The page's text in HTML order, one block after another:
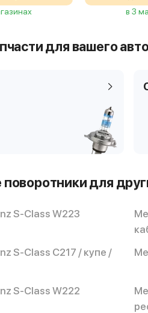
в 3
для вашего
для
S-Class W223
S-Class C217 / купе /
S-Class W222